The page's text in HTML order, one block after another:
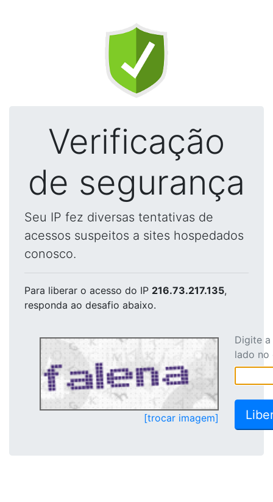
Verificação
de segurança
Seu IP fez diversas tentativas de
acessos suspeitos a sites hospedados
conosco.
Para liberar o acesso do IP 216.73.217.135,
responda ao desafio abaixo.
[trocar imagem]
Digite
lado no